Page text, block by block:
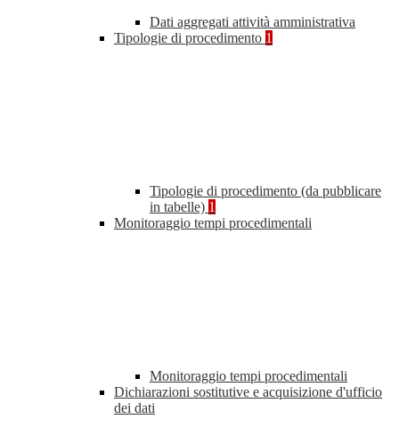
Dati aggregati attività amministrativa
Tipologie di procedimento 1
Tipologie di procedimento (da pubblicare
in tabelle) 1
Monitoraggio tempi procedimentali
Monitoraggio tempi procedimentali
Dichiarazioni sostitutive e acquisizione d'ufficio
dei dati